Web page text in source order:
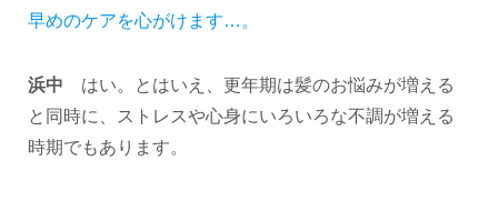
早めのケアを心がけます…。
浜中 はい。とはいえ、更年期は髪のお悩みが増える
と同時に、ストレスや心身にいろいろな不調が増える
時期でもあります。